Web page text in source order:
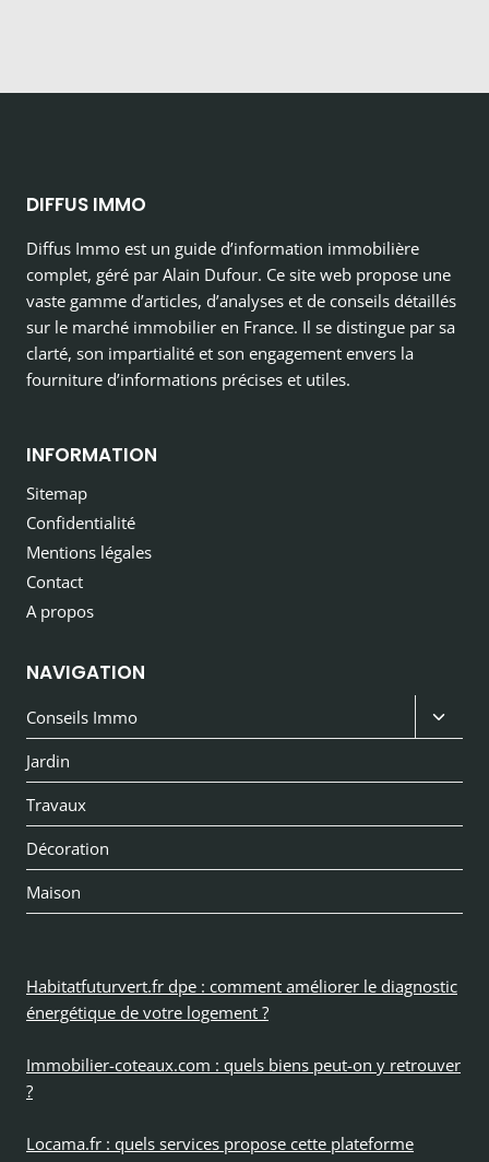
DIFFUS IMMO
Diffus Immo est un guide d’information immobilière
complet, géré par Alain Dufour. Ce site web propose une
vaste gamme d’articles, d’analyses et de conseils détaillés
sur le marché immobilier en France. Il se distingue par sa
clarté, son impartialité et son engagement envers la
fourniture d’informations précises et utiles.
INFORMATION
Sitemap
Confidentialité
Mentions légales
Contact
A propos
NAVIGATION
Conseils Immo
le
menu
Jardin
Travaux
Décoration
Maison
Habitatfuturvert.fr dpe : comment améliorer le diagnostic
énergétique de votre logement ?
Immobilier-coteaux.com : quels biens peut-on y retrouver
?
Locama.fr : quels services propose cette plateforme